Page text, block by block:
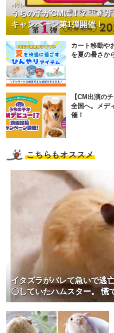
うちの子がCMに！？「＃
キャンペーン第1弾開催！
<PR>
カート移動や
を夏の暑さか
【CM出演の
全国へ。メデ
催！
こちらもオススメ
イタズラがバレて急いで逃
〇していたハムスター。